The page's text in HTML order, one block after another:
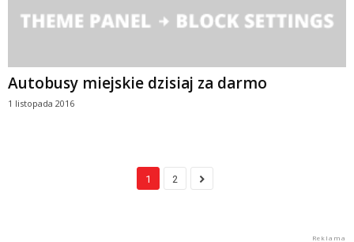
Autobusy miejskie dzisiaj za darmo
1 listopada 2016
1 2